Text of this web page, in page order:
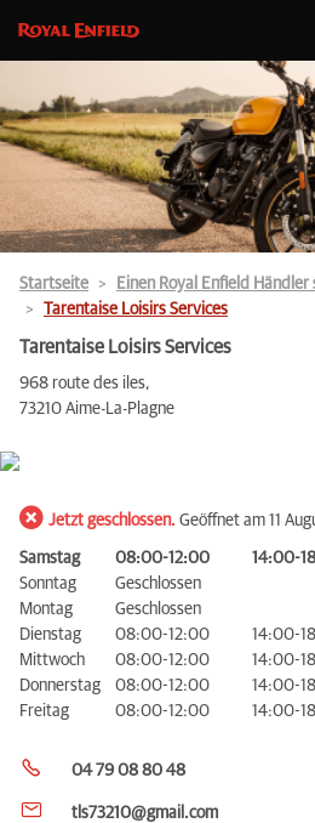
Startseite Einen Royal Enfield Händler
Tarentaise Loisirs Services
Tarentaise Loisirs Services
968 route des iles,
73210 Aime-La-Plagne
Jetzt geschlossen. Geöffnet am 11
Samstag 08:00-12:00
14:00-
Sonntag
Geschlossen
Montag
Geschlossen
Dienstag
08:00-12:00
14:00-
Mittwoch
08:00-12:00
14:00-
Donnerstag
08:00-12:00
14:00-
Freitag
08:00-12:00 14:00-
04 79 08 80 48
tls73210@gmail.com